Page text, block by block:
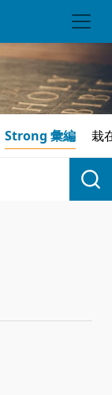
Strong 彙編 栽